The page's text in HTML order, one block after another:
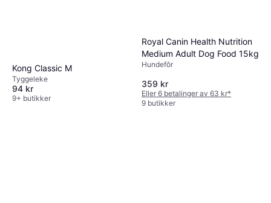
Kong Classic M
Tyggeleke
94 kr
9+ butikker
Royal Canin Health Nutrition
Medium Adult Dog Food 15kg
Hundefôr
359 kr
Eller 6 betalinger av 63 kr*
9 butikker